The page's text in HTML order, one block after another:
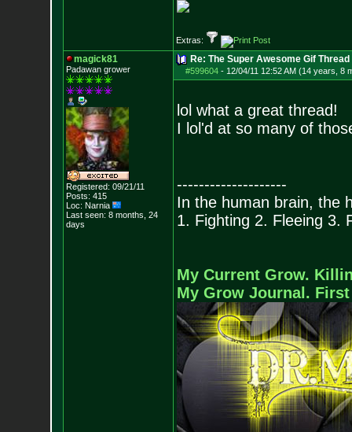
Extras:
magick81
Padawan grower
Registered: 09/21/11
Posts: 415
Loc: Narnia
Last seen: 8 months, 24
days
Re: The Super Awesome Gif Thread
#599604- 12/04/11 12:52 AM (14 years, 8
lol what a great thread!
I lol'd at so many of
--------------------
In the human brain, the
1. Fighting 2. Fleeing 3.
My Current Grow.
My Grow Journal.